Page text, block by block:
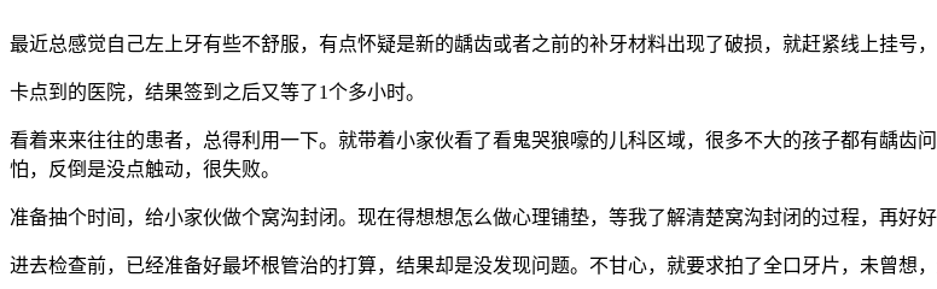
最近总感觉自己左上牙有些不舒服，有点怀疑是新的龋齿或者之前的补牙材料出现了破损，就赶紧线上挂号，
卡点到的医院，结果签到之后又等了1个多小时。
看着来来往往的患者，总得利用一下。就带着小家伙看了看鬼哭狼嚎的儿科区域，很多不大的孩子都有龋
怕，反倒是没点触动，很失败。
准备抽个时间，给小家伙做个窝沟封闭。现在得想想怎么做心理铺垫，等我了解清楚窝沟封闭的过程，再好好
进去检查前，已经准备好最坏根管治的打算，结果却是没发现问题。不甘心，就要求拍了全口牙片，未曾想，